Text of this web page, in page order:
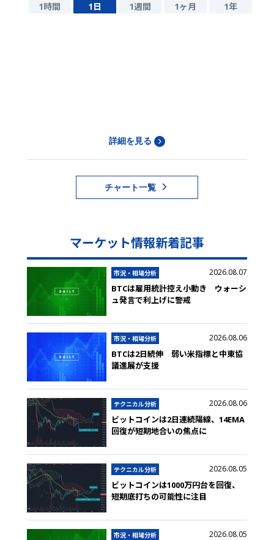
1時間 1日 1週間 1ヶ月 1年
詳細を見る
チャート一覧
マーケット情報新着記事
市況・相場分析 2026.08.07
BTCは雇用統計控え小動き ウォーシ
ュ発言で利上げに警戒
市況・相場分析 2026.08.06
BTCは2日続伸 弱い米指標と中東協
議進展が支援
テクニカル分析 2026.08.06
ビットコインは2日連続陽線、14EMA
回復が短期地合いの焦点に
テクニカル分析 2026.08.05
ビットコインは1000万円台を回復、
短期底打ちの可能性に注目
市況・相場分析 2026.08.05